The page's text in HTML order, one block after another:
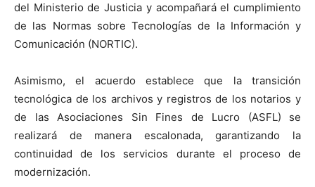
del Ministerio de Justicia y acompañará el cumplimiento
de las Normas sobre Tecnologías de la Información y
Comunicación (NORTIC).
Asimismo, el acuerdo establece que la transición
tecnológica de los archivos y registros de los notarios y
de las Asociaciones Sin Fines de Lucro (ASFL) se
realizará de manera escalonada, garantizando la
continuidad de los servicios durante el proceso de
modernización.